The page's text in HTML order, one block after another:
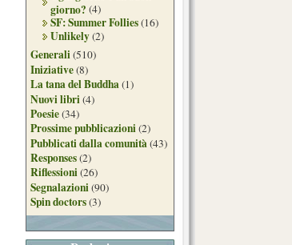
giorno? (4)
SF: Summer Follies(16)
Unlikely(2)
Generali(510)
Iniziative(8)
La tana del Buddha(1)
Nuovi libri(4)
Poesie(34)
Prossime pubblicazioni(2)
Pubblicati dalla comunità(43)
Responses(2)
Riflessioni(26)
Segnalazioni(90)
Spin doctors(3)